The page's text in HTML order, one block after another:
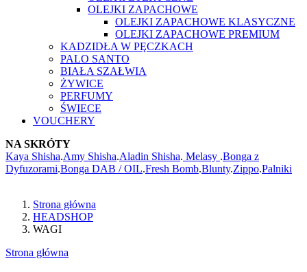
OLEJKI ZAPACHOWE
OLEJKI ZAPACHOWE KLASYCZNE
OLEJKI ZAPACHOWE PREMIUM
KADZIDŁA W PĘCZKACH
PALO SANTO
BIAŁA SZAŁWIA
ŻYWICE
PERFUMY
ŚWIECE
VOUCHERY
NA SKRÓTY
Kaya Shisha.Amy Shisha.Aladin Shisha. Melasy .Bonga z
Dyfuzorami.Bonga DAB / OIL.Fresh Bomb.Blunty.Zippo.Palniki
Strona główna
HEADSHOP
WAGI
Strona główna